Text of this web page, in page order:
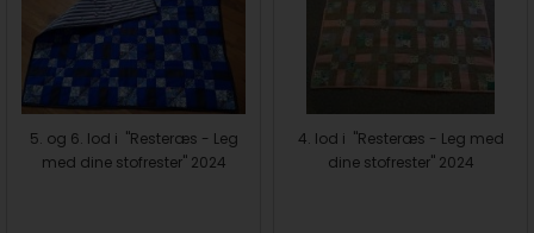
5. og 6. lod i "Resteræs - Leg
med dine stofrester" 2024
4. lod i "Resteræs - Leg med
dine stofrester" 2024